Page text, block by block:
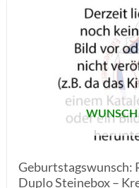
WUNSCH
Geburtstagswunsch:
Duplo Steinebox –